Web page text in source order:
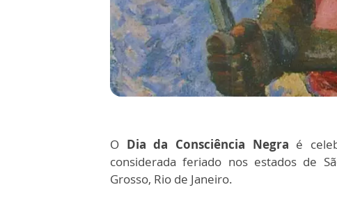
O Dia da Consciência Negra é
considerada feriado nos estados de
Grosso, Rio de Janeiro.